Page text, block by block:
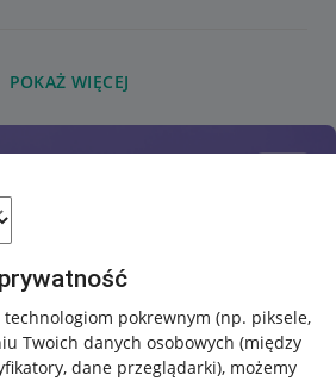
pokrewnym (np. piksele,
Twoich danych osobowych (między
dane przeglądarki), możemy
POKAŻ WIĘCEJ